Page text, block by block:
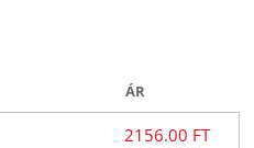
ÁR
2156.00 FT